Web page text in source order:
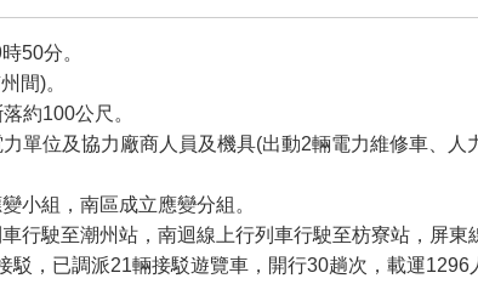
50分。
間)。
約100公尺。
單位及協力廠商人員及機具(出動2輛電力維修車、人
小組，南區成立應變分組。
行駛至潮州站，南迴線上行列車行駛至枋寮站，屏東
駁，已調派21輛接駁遊覽車，開行30趟次，載運1296